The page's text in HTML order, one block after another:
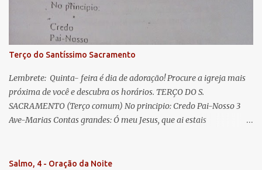
Jesus. Bendito é o fruto do vosso ventre, ó clemente, ó piedosa, ó
doce e sempre Virgem Maria. Rogai por nós Santa Mãe de Deus.
Para que sejamos dignos das promessas de Cristo. Amém.
Terço do Santíssimo Sacramento
Lembrete: Quinta- feira é dia de adoração! Procure a igreja mais
próxima de você e descubra os horários. TERÇO DO S.
SACRAMENTO (Terço comum) No principio: Credo Pai-Nosso 3
Ave-Marias Contas grandes: Ó meu Jesus, que ai estais
Vós morra eu! Nas contas pequenas: Sacramento de Amor!
Salmo, 4 - Oração da Noite